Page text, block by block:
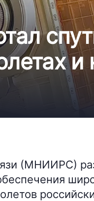
и
(МНИИРС)